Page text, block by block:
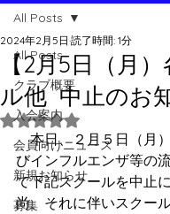
All Posts
クラブ概要
入会案内
会員向けニュース
新規お知らせ
募集
All Posts
【2月5日（月
ル他 中止のお
2024年2月5日 読了時間: 1分
5つ星のうちNaNと評
本日、２月５日（月）
びインフルエンザ等の
て下記スクールを中止
尚、それに伴いスクー